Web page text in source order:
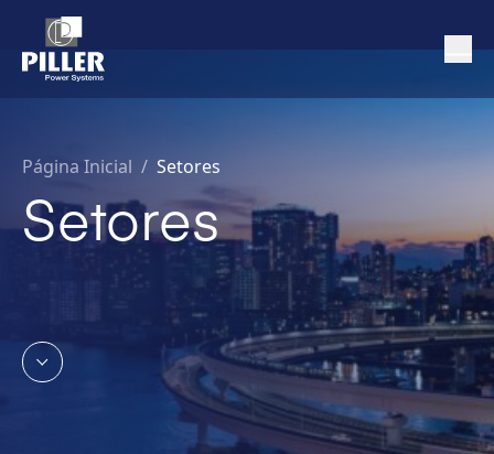
Página Inicial / Setores
Setores